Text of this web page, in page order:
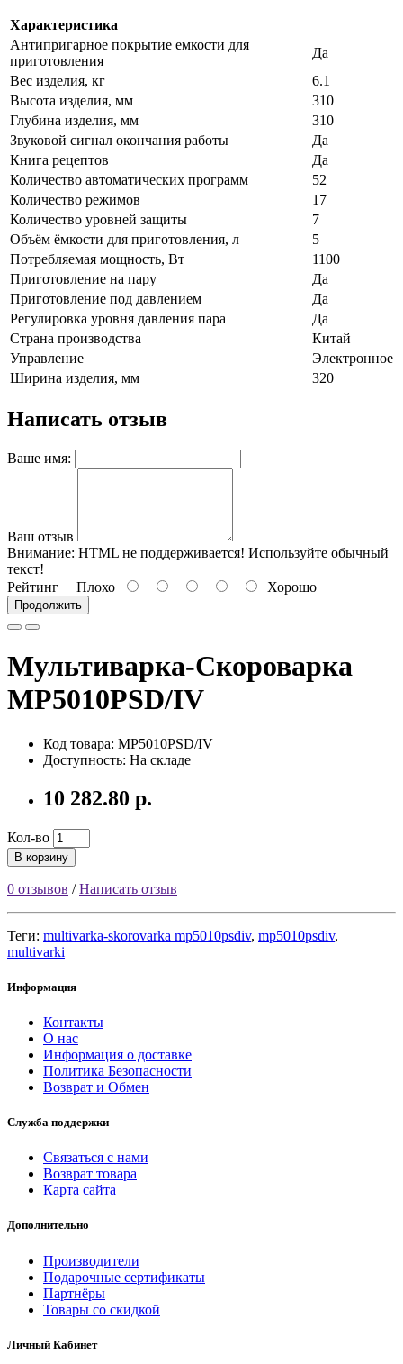
Характеристика
Антипригарное покрытие емкости для
приготовления
Да
Вес изделия, кг
6.1
Высота изделия, мм
310
Глубина изделия, мм
310
Звуковой сигнал окончания работы
Да
Книга рецептов
Да
Количество автоматических программ
52
Количество режимов
17
Количество уровней защиты
7
Объём ёмкости для приготовления, л
5
Потребляемая мощность, Вт
1100
Приготовление на пару
Да
Приготовление под давлением
Да
Регулировка уровня давления пара
Да
Страна производства
Китай
Управление
Электронное
Ширина изделия, мм
320
Написать отзыв
Ваше имя:
Ваш отзыв
Внимание: HTML не поддерживается! Используйте обычный
текст!
Рейтинг Плохо Хорошо
Продолжить
Мультиварка-Скороварка
MP5010PSD/IV
Код товара: MP5010PSD/IV
Доступность: На складе
10 282.80 р.
Кол-во
В корзину
0 отзывов /Написать отзыв
Теги: multivarka-skorovarka mp5010psdiv, mp5010psdiv,
multivarki
Информация
Контакты
О нас
Информация о доставке
Политика Безопасности
Возврат и Обмен
Служба поддержки
Связаться с нами
Возврат товара
Карта сайта
Дополнительно
Производители
Подарочные сертификаты
Партнёры
Товары со скидкой
Личный Кабинет